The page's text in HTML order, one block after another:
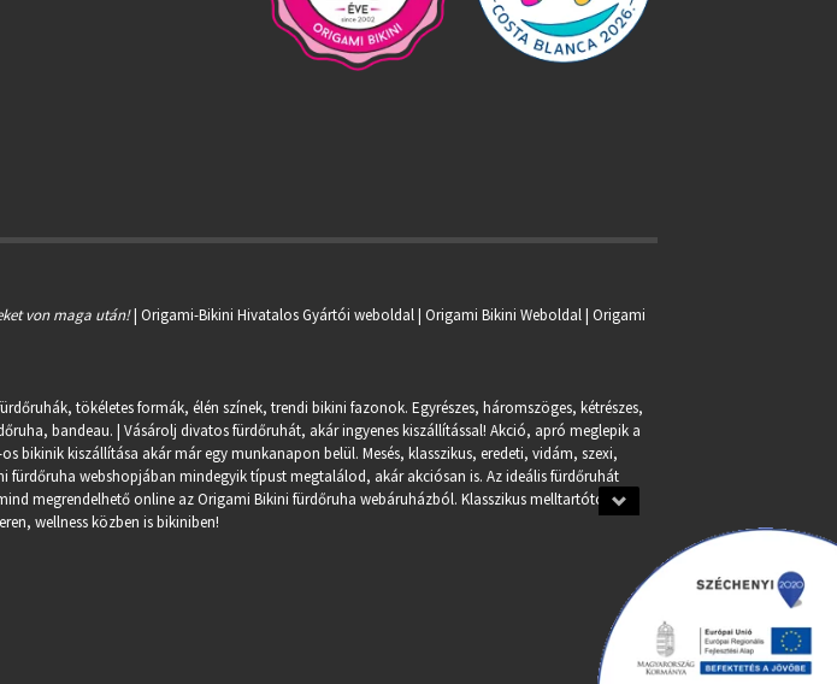
von maga után!| Origami-Bikini Hivatalos Gyártói weboldal | Origami Bikini Weboldal |Origami
tökéletes formák, élén színek, trendi bikini fazonok. Egyrészes, háromszöges, kétrészes,
bandeau. | Vásárolj divatos fürdőruhát, akár ingyenes kiszállítással! Akció, apró meglepik a
bikinik kiszállítása akár már egy munkanapon belül. Mesés, klasszikus, eredeti, vidám, szexi,
webshopjában mindegyik típust megtalálod, akár akciósan is. Az ideális fürdőruhát
megrendelhető online az Origami Bikini fürdőruha webáruházból. Klasszikus melltartótól a
wellness közben is bikiniben!